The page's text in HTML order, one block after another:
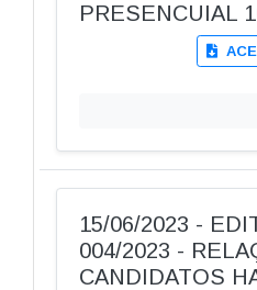
PRESENCUIAL
15/06/2023 -
004/2023 -
CANDIDATOS